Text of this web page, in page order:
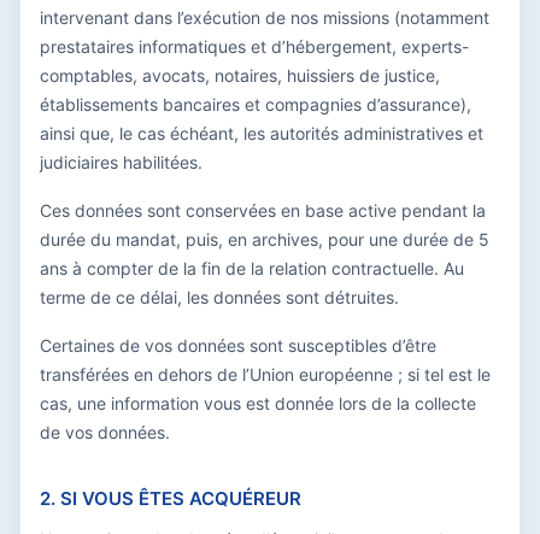
intervenant dans l’exécution de nos missions (notamment
prestataires informatiques et d’hébergement, experts-
comptables, avocats, notaires, huissiers de justice,
établissements bancaires et compagnies d’assurance),
ainsi que, le cas échéant, les autorités administratives et
judiciaires habilitées.
Ces données sont conservées en base active pendant la
durée du mandat, puis, en archives, pour une durée de 5
ans à compter de la fin de la relation contractuelle. Au
terme de ce délai, les données sont détruites.
Certaines de vos données sont susceptibles d’être
transférées en dehors de l’Union européenne ; si tel est le
cas, une information vous est donnée lors de la collecte
de vos données.
2. SI VOUS ÊTES ACQUÉREUR